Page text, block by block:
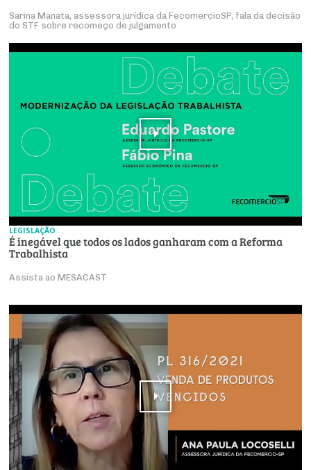
Sarina Manata, assessora jurídica da FecomercioSP, fala da decisão
do STF sobre recomeço de julgamento
LEGISLAÇÃO
É inegável que todos os lados ganharam com a Reforma
Trabalhista
Assista ao MESACAST